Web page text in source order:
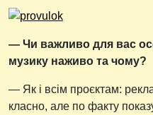
— Чи важливо для вас
музику наживо та чому?
— Як і всім проєктам:
класно, але по факту